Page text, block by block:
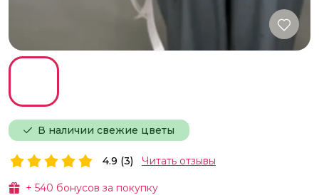
В наличии свежие цветы
+ 540 бонусов за покупку
4.9 (3) Читать отзывы